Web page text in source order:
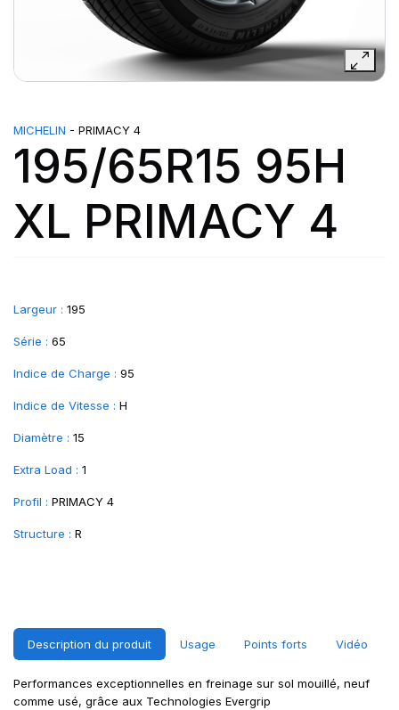
MICHELIN - PRIMACY 4
195/65R15 95H
XL PRIMACY 4
Largeur : 195
Série : 65
Indice de Charge : 95
Indice de Vitesse : H
Diamètre : 15
Extra Load : 1
Profil : PRIMACY 4
Structure : R
Description du produit Usage Points forts Vidéo
Performances exceptionnelles en freinage sur sol mouillé, neuf
comme usé, grâce aux Technologies Evergrip